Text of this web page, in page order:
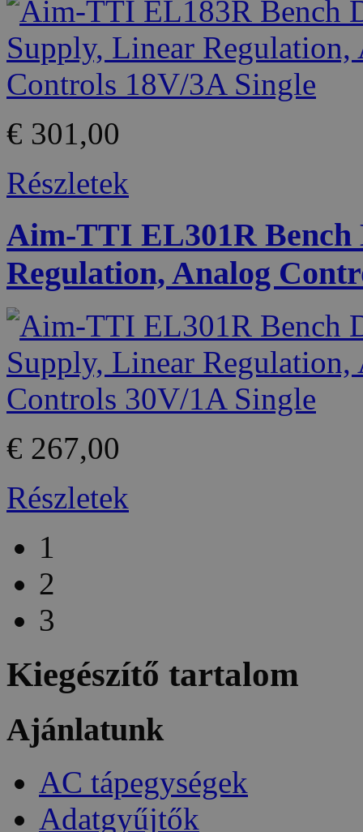
€ 301,00
Részletek
Aim-TTI EL301R Bench
Regulation, Analog
€ 267,00
Részletek
1
2
3
Kiegészítő tartalom
Ajánlatunk
AC tápegységek
Adatgyűjtők